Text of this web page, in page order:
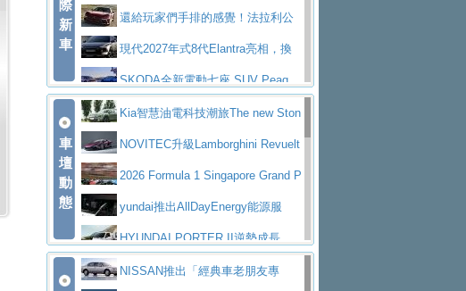
ck 55 e-tron S lineScania Taiwan 逆風而行，加深力
道投資布局
萬起
新，新增 Yakudo 特別版
Skoda Peaq 發表全新電動動力系
統 最長續航逾 640 公里、支援雙向供電
BMW M2 首度導入 xDrive 四驅，
美國與瑞士需求成關鍵推手
The all-new T-Roc 魅力 自成焦點
Maserati GT2 Stradale「Tribute to
MC12」全球首度亮相
迎接 RANGE ROVER 品牌家族第
五位成員 全新 RANGE ROVER GT 預告登
場
造型華麗時尚、科技座艙再進化，P
eugeot 208小改款發表上市94.8萬起
際
新
車
上身
n 動態開發還給玩家們手排的感覺！法拉利公
布12Cilidri Manaule手排超跑產品細節
現代2027年式8代Elantra亮相，換
裝更銳利的造型、更先進的資訊娛樂系統及
更高效的動力
SKODA全新電動七座 SUV Peaq
問世，擁有品牌史上最寬敞且豪華的座艙
AUDI推出首款高性能油電超跑Nuvo
lari，0到100公里加速2.6秒、極速350公里
／小時
百年三叉戟傳奇再啟程 Maserati 重
返 1000 Miglia 傳承競速榮耀
法拉利首款純電跑車Luce亮相，最
大馬力超過1000匹並具備530公里最大續航
里程
小車大空間、座艙科技更先進，SK
ODA發表全新純電跨界休旅Eipq祭平民化車
價89萬起
賓士AMG.EA專屬平台首作，Merc
edes-AMG 全新GT 4-Door Coupe全球首發
福斯推出首款GTI純電性能掀背ID.
車
壇
動
態
Kia智慧油電科技潮旅The new Ston
ic 1-7月累計銷量創歷史新高
NOVITEC升級Lamborghini Revuelt
o 綜效輸出增至1,048匹
2026 Formula 1 Singapore Grand P
rix 新加坡大獎賽 Audi 極速之旅開放報名
yundai推出AllDayEnergy能源服
務 讓電動車化身行動儲能系統
HYUNDAI PORTER II逆勢成長，
勇奪中型貨車銷售冠軍
父親節霸氣獻禮！PGO 威力125 最
NISSAN推出「經典車老朋友專